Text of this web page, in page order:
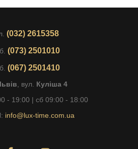
(032) 2615358
(073) 2501010
(067) 2501410
, вул. Куліша 4
- 19:00 | сб 09:00 - 18:00
info@lux-time.com.ua